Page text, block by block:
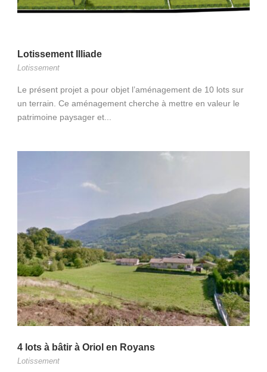
Lotissement Illiade
Lotissement
Le présent projet a pour objet l’aménagement de 10 lots sur
un terrain. Ce aménagement cherche à mettre en valeur le
patrimoine paysager et...
4 lots à bâtir à Oriol en Royans
Lotissement